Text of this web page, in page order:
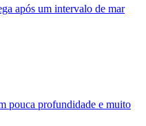
após um intervalo de mar
pouca profundidade e muito